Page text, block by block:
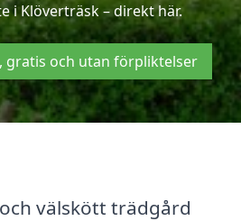
i Klöverträsk – direkt här.
gratis och utan förpliktelser
välskött trädgård